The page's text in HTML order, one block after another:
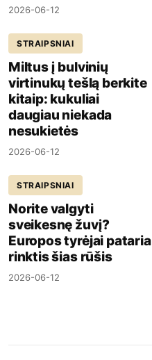
2026-06-12
STRAIPSNIAI
Miltus į bulvinių
virtinukų tešlą berkite
kitaip: kukuliai
daugiau niekada
nesukietės
2026-06-12
STRAIPSNIAI
Norite valgyti
sveikesnę žuvį?
Europos tyrėjai pataria
rinktis šias rūšis
2026-06-12